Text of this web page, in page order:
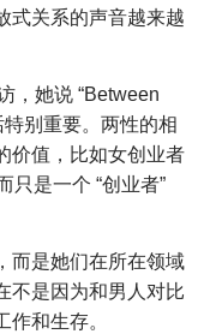
式关系的声音越来越
，她说 “Between
特别重要。两性的相
价值，比如女创业者
只是一个 “创业者”
而是她们在所在领域
不是因为和男人对比
和生存。